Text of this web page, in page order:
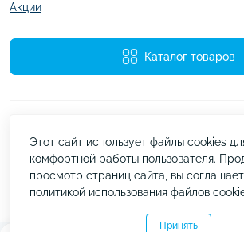
Акции
Каталог товаров
Работает наocStore
kazachok.com.ua © 2026
Этот сайт использует файлы cookies
комфортной работы пользователя.
просмотр страниц сайта, вы
политикой использования файлов
Принять